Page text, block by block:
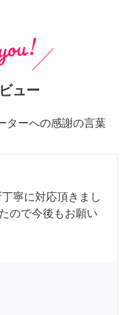
ュー
ターへの感謝の言葉
寧に対応頂きまし
ので今後もお願い